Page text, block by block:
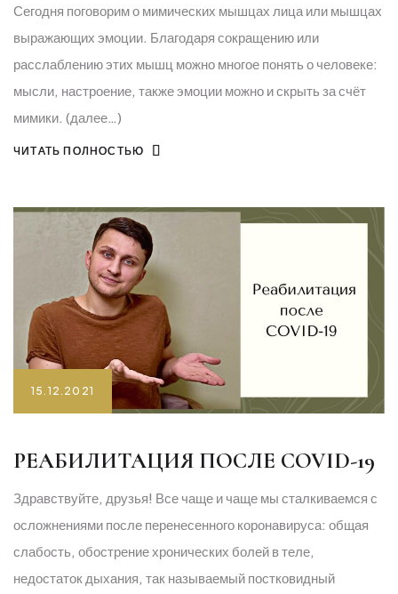
Сегодня поговорим о мимических мышцах лица или мышцах
выражающих эмоции. Благодаря сокращению или
расслаблению этих мышц можно многое понять о человеке:
мысли, настроение, также эмоции можно и скрыть за счёт
мимики. (далее…)
ЧИТАТЬ ПОЛНОСТЬЮ
15.12.2021
РЕАБИЛИТАЦИЯ ПОСЛЕ COVID-19
Здравствуйте, друзья! Все чаще и чаще мы сталкиваемся с
осложнениями после перенесенного коронавируса: общая
слабость, обострение хронических болей в теле,
недостаток дыхания, так называемый постковидный